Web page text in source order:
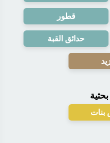
قطور
حدائق القبة
بنات